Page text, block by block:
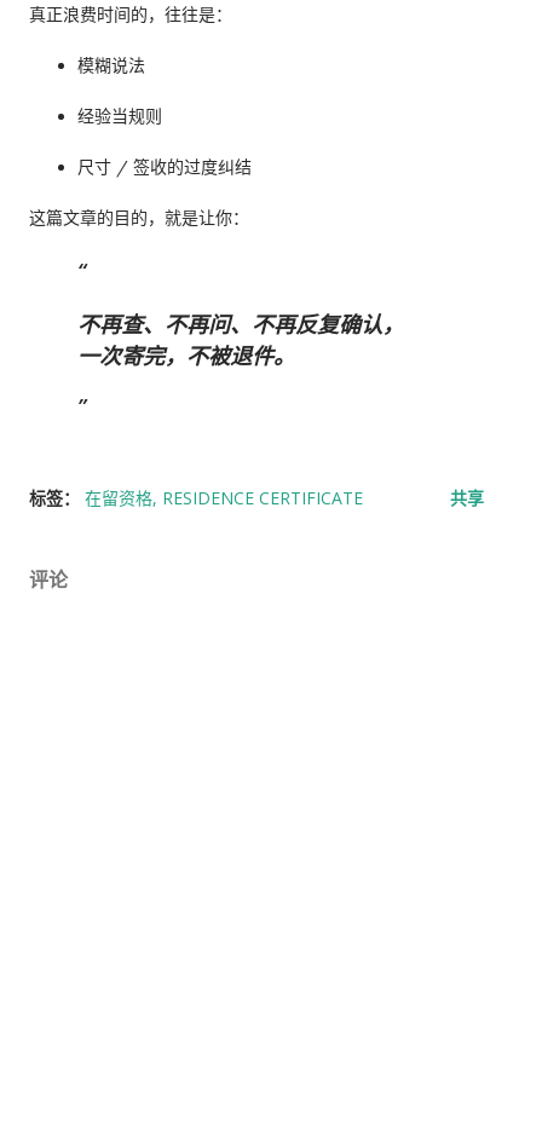
真正浪费时间的，往往是：
模糊说法
经验当规则
尺寸 / 签收的过度纠结
这篇文章的目的，就是让你：
不再查、不再问、不再反复确认，
一次寄完，不被退件。
标签： 在留资格 RESIDENCE CERTIFICATE 共享
评论